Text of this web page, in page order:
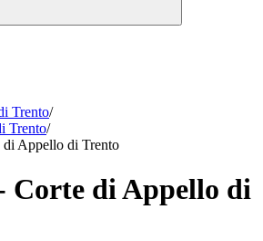
Trento/
Trento/
di Appello di Trento
Corte di Appello di